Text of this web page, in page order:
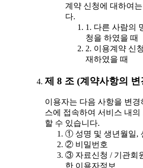
계약 신청에 대하여
다.
1. 다른 사람의
청을 하였을 때
2. 이용계약 신
재하였을 때
제 8 조 (계약사항의 변
이용자는 다음 사항을 변경
스에 접속하여 서비스 내
할 수 있습니다.
① 성명 및 생년월일,
② 비밀번호
③ 자료신청 / 기관회
한 이용자정보